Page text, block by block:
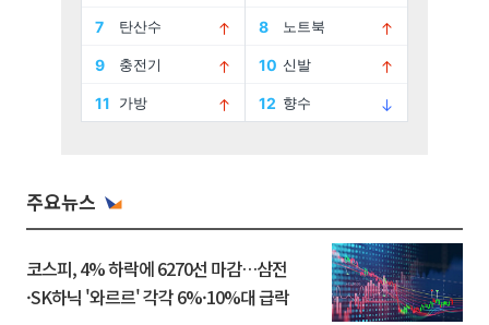
주요뉴스
코스피, 4% 하락에 6270선 마감…삼전
·SK하닉 '와르르' 각각 6%·10%대 급락